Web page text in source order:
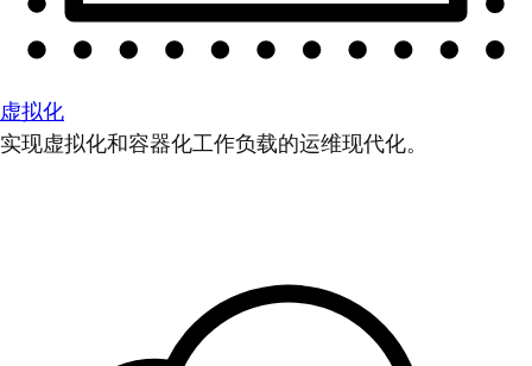
虚拟化
实现虚拟化和容器化工作负载的运维现代化。